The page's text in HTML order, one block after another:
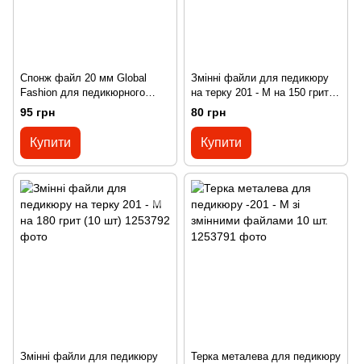
Спонж файл 20 мм Global
Fashion для педикюрного
диску
95 грн
Купити
Змінні файли для педикюру
на терку 201 - M на 150 грит
(10 шт)
80 грн
Купити
Змінні файли для педикюру
Терка металева для педикюру